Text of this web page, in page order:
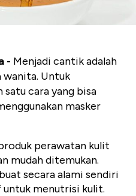
- Menjadi cantik adalah
wanita. Untuk
satu cara yang bisa
masker
perawatan kulit
mudah ditemukan.
secara alami sendiri
menutrisi kulit.